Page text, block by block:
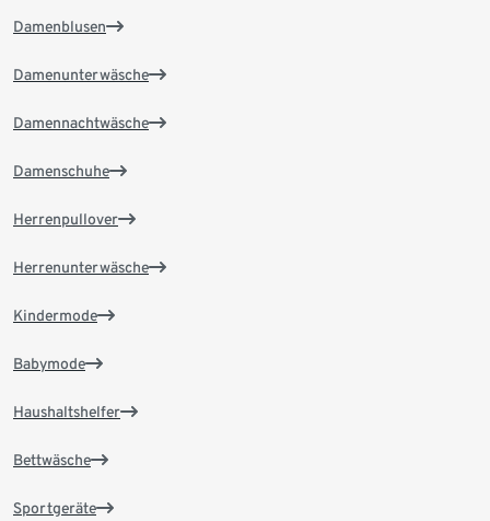
Damenblusen
Damenunterwäsche
Damennachtwäsche
Damenschuhe
Herrenpullover
Herrenunterwäsche
Kindermode
Babymode
Haushaltshelfer
Bettwäsche
Sportgeräte